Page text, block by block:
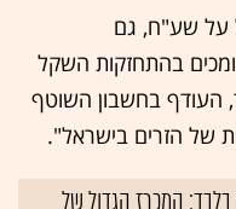
על שע"ח, גם
בהתחזקות השקל
העודף בחשבון השוטף
של הזרים בישראל".
ב-72 שעות בלבד: המכרז הגדול של